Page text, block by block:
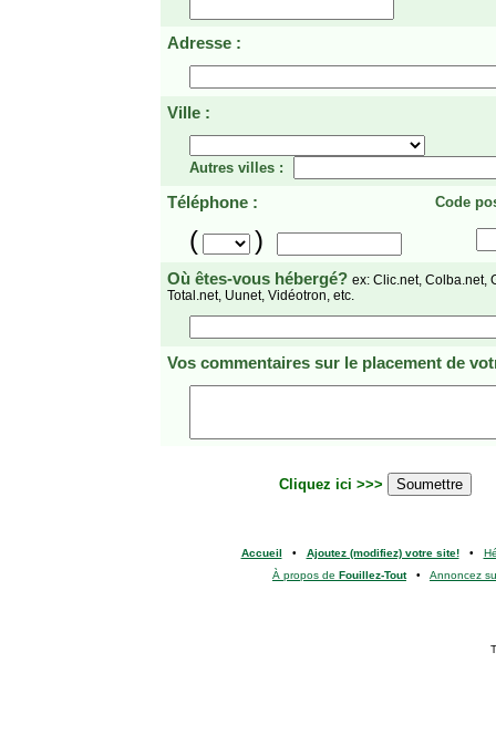
Adresse :
Ville :
Autres villes :
Téléphone : Code
( )
Où êtes-vous hébergé? ex: Clic.net, Colba.net,
Total.net, Uunet, Vidéotron, etc.
Vos commentaires sur le placement de
Cliquez ici >>>
Accueil • Ajoutez (modifiez) votre site!•
À propos de Fouillez-Tout• Annoncez